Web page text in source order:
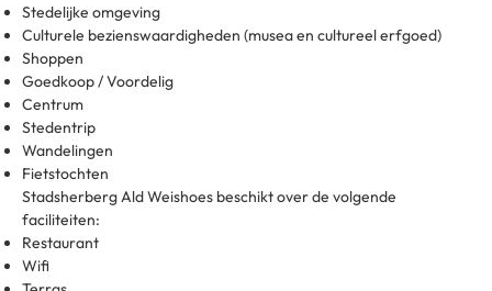
Stedelijke omgeving
Culturele bezienswaardigheden (musea en cultureel erfgoed)
Shoppen
Goedkoop / Voordelig
Centrum
Stedentrip
Wandelingen
Fietstochten
Stadsherberg Ald Weishoes beschikt over de volgende
faciliteiten:
Restaurant
Wifi